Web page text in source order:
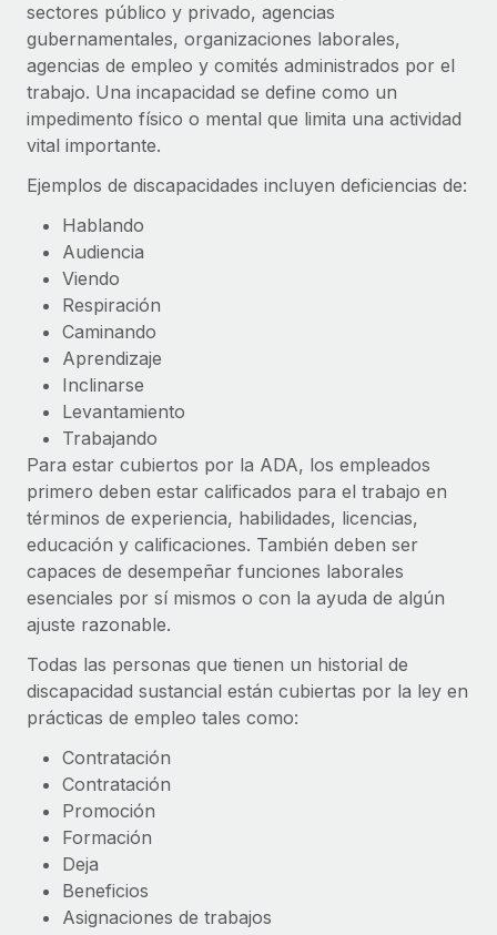
Apertura de entidades
Abre entidades conforme a la legalidad enseguida.
Movilidad y reubicación
Reubica a los empleados con facilidad.
Prestaciones
BLOG
Novedades de producto de Remote:
Integraciones con Gusto y Xero y Contractor
Management Plus
La misión de Remote sigue siendo ayudar a empresas de
Más información
Pento se convierte en un empleador equitativo
con Remote
Gestionar las nóminas internamente es complicado. Tardas
semanas en hacerlo manualmente y, al mes...
Más información
sectores público y privado, agencias
gubernamentales, organizaciones laborales,
agencias de empleo y comités administrados por el
trabajo. Una incapacidad se define como un
impedimento físico o mental que limita una actividad
vital importante.
Ejemplos de discapacidades incluyen deficiencias de:
Hablando
Audiencia
Viendo
Respiración
Caminando
Aprendizaje
Inclinarse
Levantamiento
Trabajando
Para estar cubiertos por la ADA, los empleados
primero deben estar calificados para el trabajo en
términos de experiencia, habilidades, licencias,
educación y calificaciones. También deben ser
capaces de desempeñar funciones laborales
esenciales por sí mismos o con la ayuda de algún
ajuste razonable.
Todas las personas que tienen un historial de
discapacidad sustancial están cubiertas por la ley en
prácticas de empleo tales como:
Contratación
Contratación
Promoción
Formación
Deja
Beneficios
Asignaciones de trabajos